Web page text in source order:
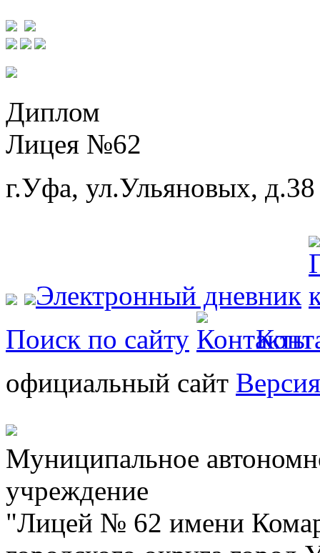
Диплом
Лицея №62
г.Уфа, ул.Ульяновых, д.38
Электронный дневник
Поиск по сайту
официальный сайт
Муниципальное
учреждение
"Лицей № 62 имени